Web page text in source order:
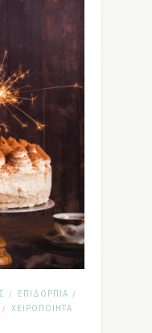
/ ΕΠΙΔΌΡΠΙΑ /
/
ΧΕΙΡΟΠΟΊΗΤΑ